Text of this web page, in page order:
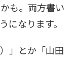
も。両方書い
になります。
」とか「山田